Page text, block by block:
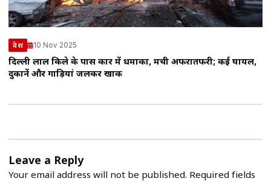
देश 10 Nov 2025
दिल्ली लाल किले के पास कार में धमाका, मची अफरातफरी; कई घायल,
दुकानें और गाड़ियां जलकर खाक
Leave a Reply
Your email address will not be published. Required fields